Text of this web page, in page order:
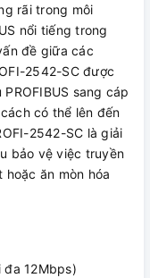
rãi trong môi
nổi tiếng trong
đề giữa các
2542-SC được
sang cáp
có thể lên đến
2542-SC là giải
bảo vệ việc truyền
ăn mòn hóa
12Mbps)